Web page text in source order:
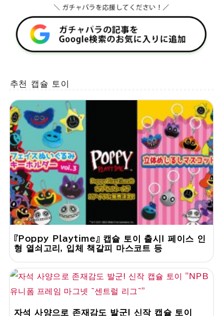
추천 캡슐 토이
『Poppy Playtime』 캡슐 토이 출시! 페이스 인
형 열쇠고리, 입체 책갈피 마스코트 등
자석 사양으로 존재감도 발군! 신작 캡슐 토이